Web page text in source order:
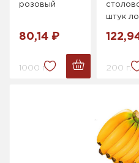
розовый
80,14 ₽
1000 г.
штук
200 г.